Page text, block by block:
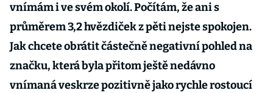
vnímám i ve svém okolí. Počítám, že ani s
průměrem 3,2 hvězdiček z pěti nejste spokojen.
Jak chcete obrátit částečně negativní pohled na
značku, která byla přitom ještě nedávno
vnímaná veskrze pozitivně jako rychle rostoucí